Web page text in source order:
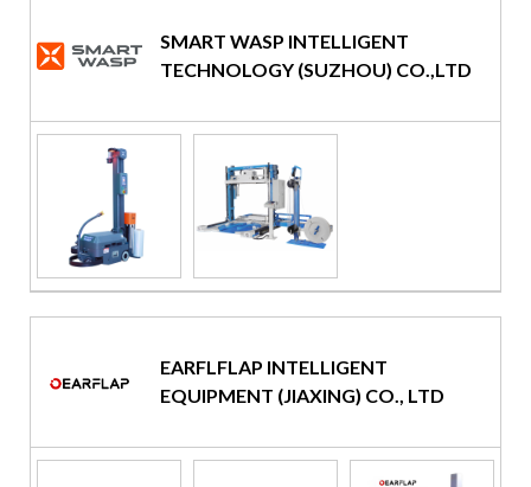
SMART WASP INTELLIGENT
TECHNOLOGY (SUZHOU) CO.,LTD
EARFLFLAP INTELLIGENT
EQUIPMENT (JIAXING) CO., LTD